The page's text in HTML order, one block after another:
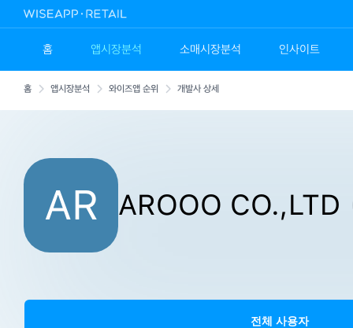
홈 앱시장분석 소매시장분석 인사이트
홈 앱시장분석 와이즈앱 순위 개발사 상세
AR AROOO CO.,LTD
전체 사용자